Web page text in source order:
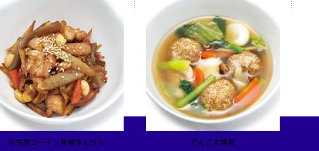
名古屋コーチン味噌きんぴら だんごま雑煮